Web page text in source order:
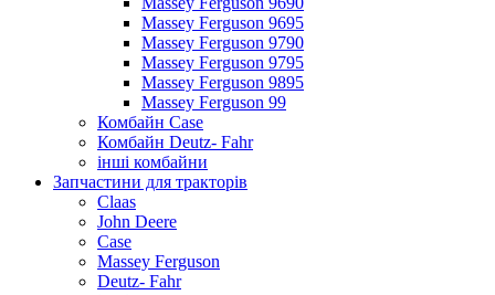
Massey Ferguson 9695
Massey Ferguson 9790
Massey Ferguson 9795
Massey Ferguson 9895
Massey Ferguson 99
Комбайн Case
Комбайн Deutz- Fahr
інші комбайни
Запчастини для тракторів
Claas
John Deere
Case
Massey Ferguson
Deutz- Fahr